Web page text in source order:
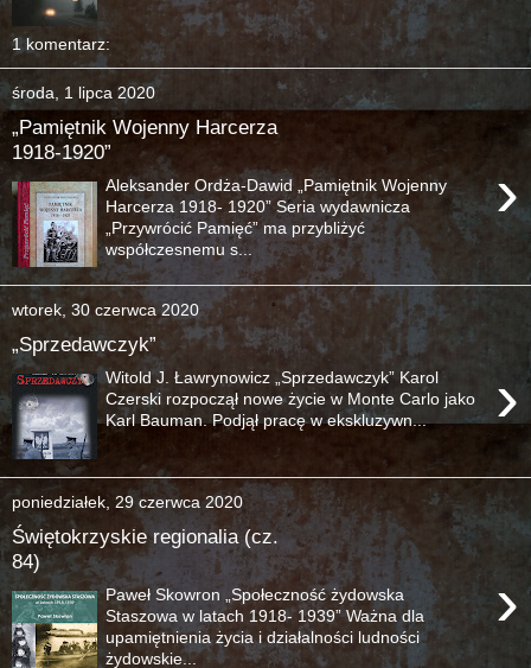
1 komentarz:
środa, 1 lipca 2020
„Pamiętnik Wojenny Harcerza
1918-1920”
›
Aleksander Ordża-Dawid „Pamiętnik Wojenny
Harcerza 1918- 1920” Seria wydawnicza
„Przywrócić Pamięć” ma przybliżyć
współczesnemu s...
wtorek, 30 czerwca 2020
„Sprzedawczyk”
›
Witold J. Ławrynowicz „Sprzedawczyk” Karol
Czerski rozpoczął nowe życie w Monte Carlo jako
Karl Bauman. Podjął pracę w ekskluzywn...
poniedziałek, 29 czerwca 2020
Świętokrzyskie regionalia (cz.
84)
›
Paweł Skowron „Społeczność żydowska
Staszowa w latach 1918- 1939” Ważna dla
upamiętnienia życia i działalności ludności
żydowskie...